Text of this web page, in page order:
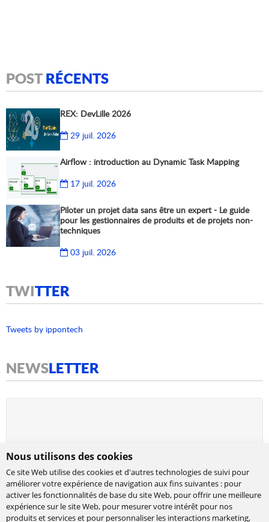
Nous utilisons des cookies
Ce site Web utilise des cookies et d'autres technologies de suivi pour
améliorer votre expérience de navigation aux fins suivantes : pour
activer les fonctionnalités de base du site Web, pour offrir une meilleure
expérience sur le site Web, pour mesurer votre intérêt pour nos
produits et services et pour personnaliser les interactions marketing,
POST RÉCENTS
REX: DevLille 2026
29 juil. 2026
Airflow : introduction au Dynamic Task Mapping
17 juil. 2026
Piloter un projet data sans être un expert - Le guide
pour les gestionnaires de produits et de projets non-
techniques
03 juil. 2026
TWITTER
Tweets by ippontech
NEWSLETTER